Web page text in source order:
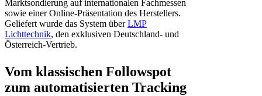
Marktsondierung auf internationalen Fachmessen
sowie einer Online-Präsentation des Herstellers.
Geliefert wurde das System überLMP
Lichttechnik, den exklusiven Deutschland- und
Österreich-Vertrieb.
Vom klassischen Followspot
zum automatisierten Tracking